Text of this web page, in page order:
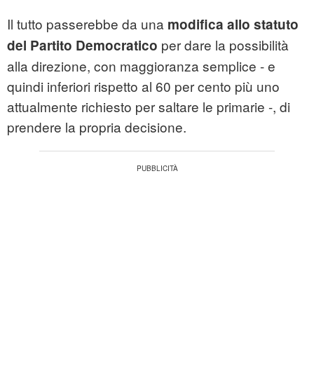
Il tutto passerebbe da una modifica allo statuto
del Partito Democratico per dare la possibilità
alla direzione, con maggioranza semplice - e
quindi inferiori rispetto al 60 per cento più uno
attualmente richiesto per saltare le primarie -, di
prendere la propria decisione.